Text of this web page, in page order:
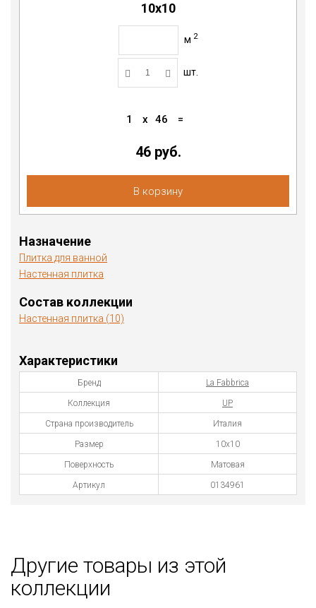
10x10
м 2
шт.
1 x 46 =
46 руб.
В корзину
Назначение
Плитка для ванной
Настенная плитка
Состав коллекции
Настенная плитка (10)
Характеристики
Бренд La Fabbrica
Коллекция UP
Страна производитель Италия
Размер 10x10
Поверхность Матовая
Артикул 0134961
Другие товары из этой
коллекции